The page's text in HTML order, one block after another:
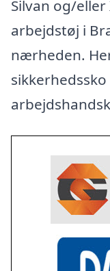
Silvan og/
arbejdstøj i
nærheden.